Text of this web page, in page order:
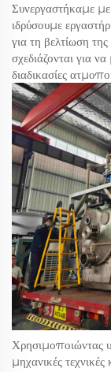
Συνεργαστήκαμε
ιδρύσουμε
για τη βελτίωση
σχεδιάζονται για
διαδικασίες
Χρησιμοποιώντας
μηχανικές